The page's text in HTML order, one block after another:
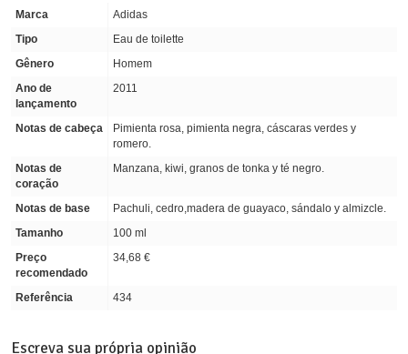
Marca
Adidas
Tipo
Eau de toilette
Gênero
Homem
Ano de
lançamento
2011
Notas de cabeça
Pimienta rosa, pimienta negra, cáscaras verdes y
romero.
Notas de
coração
Manzana, kiwi, granos de tonka y té negro.
Notas de base
Pachuli, cedro,madera de guayaco, sándalo y almizcle.
Tamanho
100 ml
Preço
recomendado
34,68 €
Referência 434
Escreva sua própria opinião